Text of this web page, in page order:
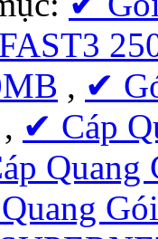
, ✔
, ✔ Cáp
Quang